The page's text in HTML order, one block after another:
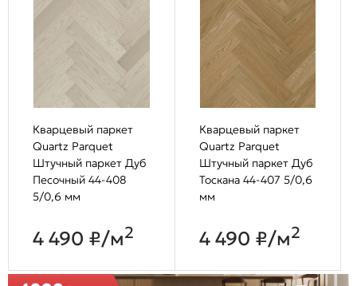
Кварцевый паркет
Quartz Parquet
Штучный паркет Дуб
Песочный 44-408
5/0,6 мм
4 490 ₽/м2
Кварцевый паркет
Quartz Parquet
Штучный паркет Дуб
Тоскана 44-407 5/0,6
мм
4 490 ₽/м2